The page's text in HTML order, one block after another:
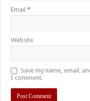
Email*
Website
Save my name, email,
I comment.